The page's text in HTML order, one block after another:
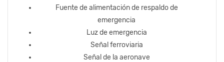
Fuente de alimentación de respaldo de
emergencia
Luz de emergencia
Señal ferroviaria
Señal de la aeronave